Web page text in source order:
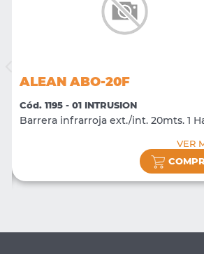
ALEAN ABO-20F
Cód. 1195 - 01 INTRUSION
Barrera infrarroja ext./int. 20mts. 1
VER